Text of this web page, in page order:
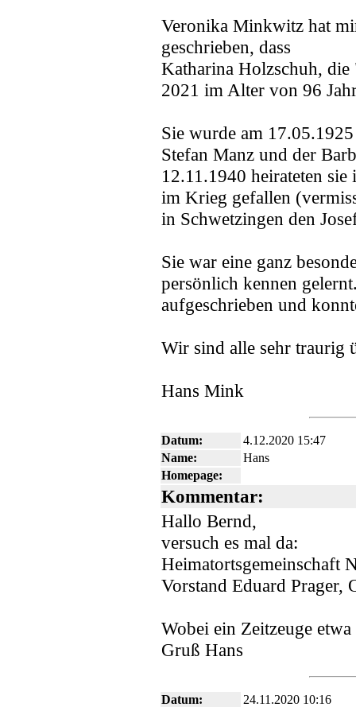
Veronika Minkwitz hat
geschrieben, dass
Katharina Holzschuh,
2021 im Alter von 96
Sie wurde am
Stefan Manz und der
12.11.1940 heirateten
im Krieg gefallen
in Schwetzingen den
Sie war eine ganz
persönlich kennen
aufgeschrieben und
Wir sind alle sehr traurig
Hans Mink
Datum:
4.12.2020 15:47
Name:
Hans
Homepage:
Kommentar:
Hallo Bernd,
versuch es mal da:
Heimatortsgemeinschaft
Vorstand Eduard Prager,
Wobei ein Zeitzeuge
Gruß Hans
Datum:
24.11.2020 10:16